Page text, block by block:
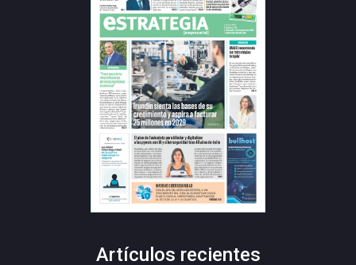
Artículos recientes